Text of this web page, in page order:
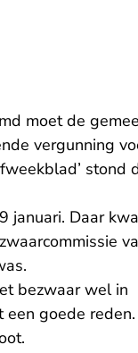
moet de
vergunning
stond
januari. Daar
bezwaar wel in
goede